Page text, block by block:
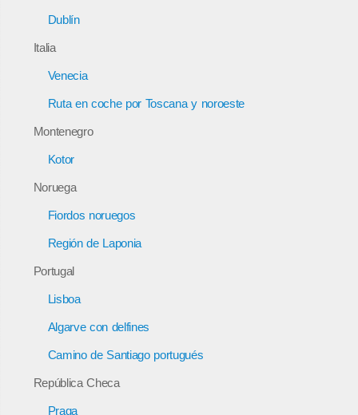
Dublín
Italia
Venecia
Ruta en coche por Toscana y noroeste
Montenegro
Kotor
Noruega
Fiordos noruegos
Región de Laponia
Portugal
Lisboa
Algarve con delfines
Camino de Santiago portugués
República Checa
Praga